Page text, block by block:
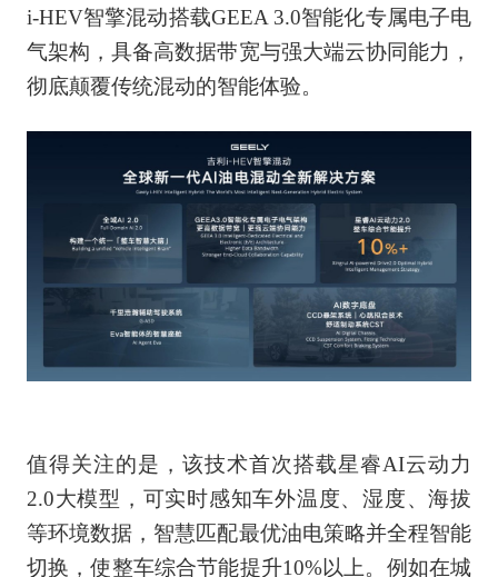
i-HEV智擎混动搭载GEEA 3.0智能化专属电子电
气架构，具备高数据带宽与强大端云协同能力，
彻底颠覆传统混动的智能体验。
值得关注的是，该技术首次搭载星睿AI云动力
2.0大模型，可实时感知车外温度、湿度、海拔
等环境数据，智慧匹配最优油电策略并全程智能
切换，使整车综合节能提升10%以上。例如在城